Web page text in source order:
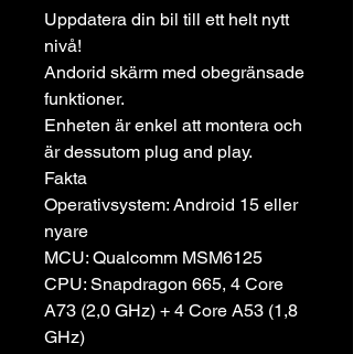
Uppdatera din bil till ett helt nytt
nivå!
Andorid skärm med obegränsade
funktioner.
Enheten är enkel att montera och
är dessutom plug and play.
Fakta
Operativsystem: Android 15 eller
nyare
MCU: Qualcomm MSM6125
CPU: Snapdragon 665, 4 Core
A73 (2,0 GHz) + 4 Core A53 (1,8
GHz)